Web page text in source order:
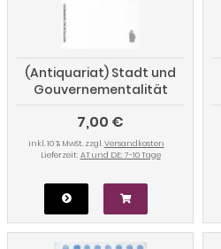
(Antiquariat) Stadt und
Gouvernementalität
7,00 €
inkl. 10 % MwSt. zzgl.Versandkosten
Lieferzeit: AT und DE: 7-10 Tage